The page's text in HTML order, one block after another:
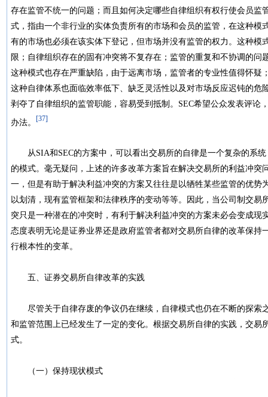
存在监管不统一的问题；而且如何决定哪些自律组织有权行使会员监
式，指由一个非行业的实体负责所有的市场和会员的监管，在这种模
有的市场也必须在该实体下登记，但市场并没有监管的权力。这种模
限；自律组织存在的固有冲突将不复存在；监管的重复和不协调的
这种模式也存在严重缺陷，由于远离市场，监管者的专业性值得怀疑
这种自律体系也面临效率低下、缺乏灵活性以及对市场反应迟钝的危
剥夺了自律组织的监管职能，容易受到抵制。SEC希望公众发表评论
办法。 [37]
从SIA和SEC的方案中，可以看出交易所的自律是一个复杂的系统
的模式。毫无疑问，上述的许多改革方案旨在解决交易所的利益冲突
一，但是有助于解决利益冲突的方案又往往是以牺牲某些监管的优势
以划清，现有监管框架和法律秩序的变动等等。因此，当公司制交易
突只是一种潜在的冲突时，有利于解决利益冲突的方案未必会变成现
态度表明无论是证券业界还是政府监管者都对交易所自律的改革保持
行根本性的变革。
五、证券交易所自律改革的实践
尽管关于自律存废的争议仍在继续，自律模式也仍在不断的探索
和监管范围上已经发生了一定的变化。根据交易所自律的实践，交易
式。
（一）保持现状模式